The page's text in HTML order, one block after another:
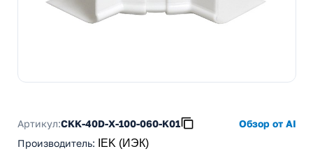
Артикул:CKK-40D-X-100-060-K01
Обзор от AI
Производитель: IEK (ИЭК)